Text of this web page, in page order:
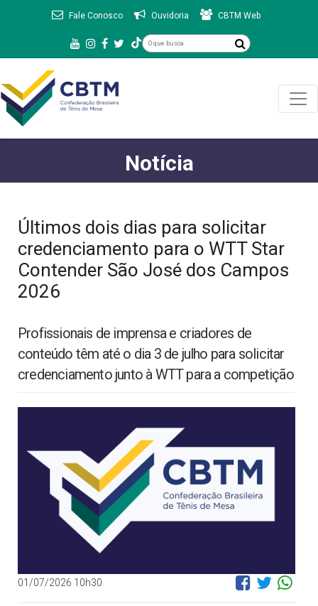
Fale Conosco Ouvidoria CBTM Web
Notícia
Últimos dois dias para solicitar
credenciamento para o WTT Star
Contender São José dos Campos
2026
Profissionais de imprensa e criadores de
conteúdo têm até o dia 3 de julho para solicitar
credenciamento junto à WTT para a competição
01/07/2026 10h30